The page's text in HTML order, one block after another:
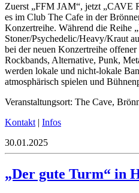
Zuerst „FFM JAM“, jetzt „CAVE
es im Club The Cafe in der
Konzertreihe. Während die Reihe
Stoner/Psychedelic/Heavy/Kraut
bei der neuen Konzertreihe
Rockbands, Alternative, Punk,
werden lokale und nicht-lokale
atmosphärisch spielen und
Veranstaltungsort: The Cave,
Kontakt | Infos
30.01.2025
„Der gute Turm“ in